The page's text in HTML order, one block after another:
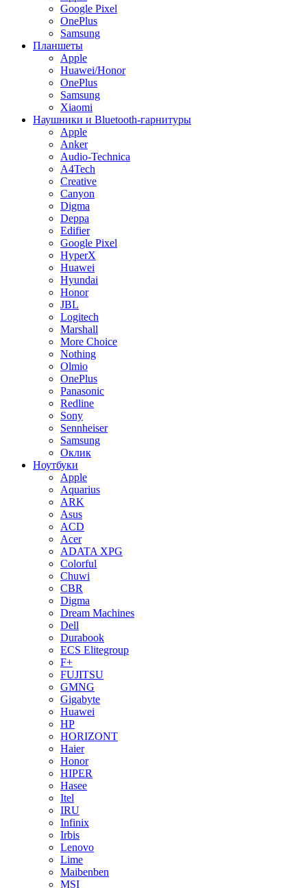
Google Pixel
OnePlus
Samsung
Планшеты
Apple
Huawei/Honor
OnePlus
Samsung
Xiaomi
Наушники и Bluetooth-гарнитуры
Apple
Anker
Audio-Technica
A4Tech
Creative
Canyon
Digma
Deppa
Edifier
Google Pixel
HyperX
Huawei
Hyundai
Honor
JBL
Logitech
Marshall
More Choice
Nothing
Olmio
OnePlus
Panasonic
Redline
Sony
Sennheiser
Samsung
Оклик
Ноутбуки
Apple
Aquarius
ARK
Asus
ACD
Acer
ADATA XPG
Colorful
Chuwi
CBR
Digma
Dream Machines
Dell
Durabook
ECS Elitegroup
F+
FUJITSU
GMNG
Gigabyte
Huawei
HP
HORIZONT
Haier
Honor
HIPER
Hasee
Itel
IRU
Infinix
Irbis
Lenovo
Lime
Maibenben
MSI